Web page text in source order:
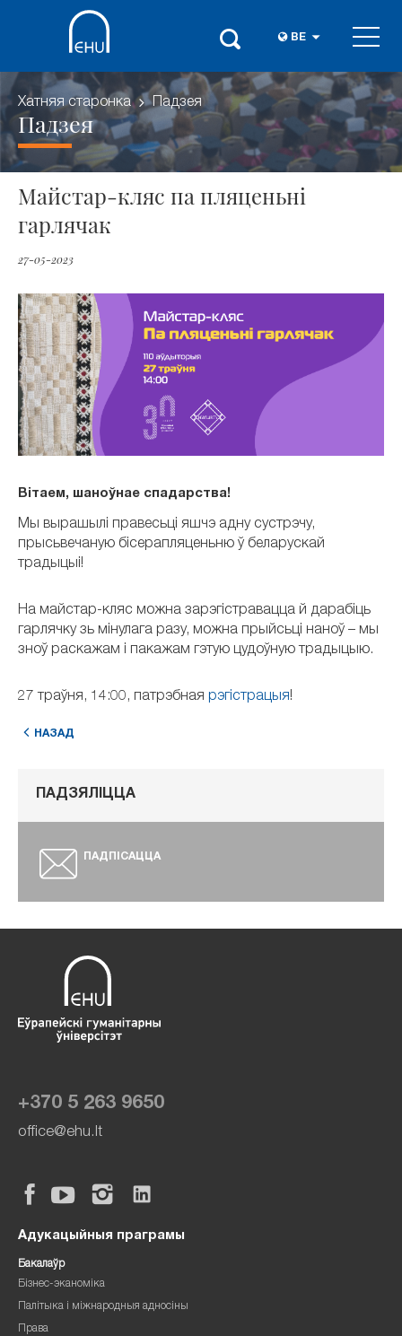
BE
Хатняя старонка Падзея
Падзея
Майстар-кляс па пляценьні
гарлячак
27-05-2023
Вітаем, шаноўнае спадарства!
Мы вырашылі правесьці яшчэ адну сустрэчу,
прысьвечаную бісерапляценьню ў беларускай
традыцыі!
На майстар-кляс можна зарэгістравацца й дарабіць
гарлячку зь мінулага разу, можна прыйсьці наноў – мы
зноў раскажам і пакажам гэтую цудоўную традыцыю.
27 траўня, 14:00, патрэбная рэгістрацыя!
НАЗАД
ПАДЗЯЛІЦЦА
ПАДПІСАЦЦА
+370 5 263 9650
office@ehu.lt
Адукацыйныя праграмы
Бакалаўр
Бізнес-эканоміка
Палітыка і міжнародныя адносіны
Права